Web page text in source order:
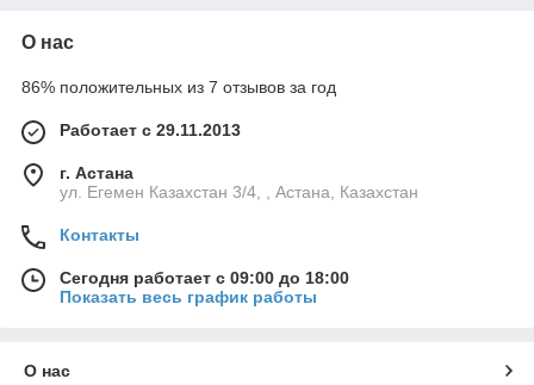
О нас
86% положительных из 7 отзывов за год
Работает с 29.11.2013
г. Астана
ул. Егемен Казахстан 3/4, , Астана, Казахстан
Контакты
Сегодня работает с 09:00 до 18:00
Показать весь график работы
О нас